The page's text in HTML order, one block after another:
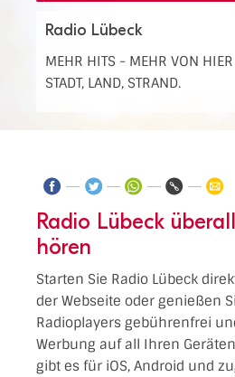
Radio Lübeck
MEHR HITS - MEHR VON HIER
STADT, LAND, STRAND.
Radio Lübeck
hören
Starten Sie Radio Lübeck
der Webseite oder genießen
Radioplayers gebührenfrei
Werbung auf all Ihren
gibt es für iOS, Android und